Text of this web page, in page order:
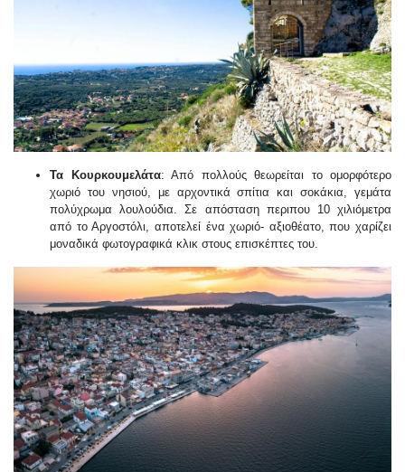
Τα Κουρκουμελάτα: Από πολλούς θεωρείται το ομορφότερο
χωριό του νησιού, με αρχοντικά σπίτια και σοκάκια, γεμάτα
πολύχρωμα λουλούδια. Σε απόσταση περιπου 10 χιλιόμετρα
από το Αργοστόλι, αποτελεί ένα χωριό- αξιοθέατο, που χαρίζει
μοναδικά φωτογραφικά κλικ στους επισκέπτες του.